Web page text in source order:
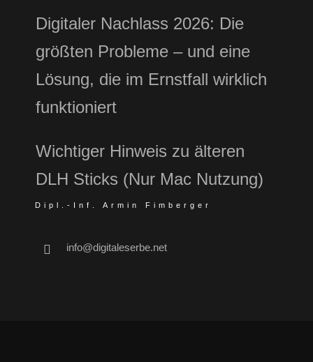
Digitaler Nachlass 2026: Die
größten Probleme – und eine
Lösung, die im Ernstfall wirklich
funktioniert
Wichtiger Hinweis zu älteren
DLH Sticks (Nur Mac Nutzung)
Dipl.-Inf. Armin Fimberger
info@digitaleserbe.net